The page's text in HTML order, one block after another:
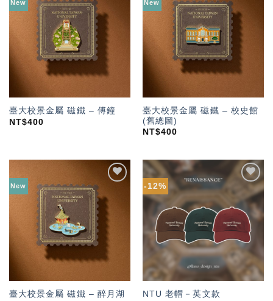
New
臺大校景金屬 磁鐵 – 傅鐘
NT$400
New
單」
臺大校景金屬 磁鐵 – 校史館
(舊總圖)
NT$400
New
臺大校景金屬 磁鐵 – 醉月湖
-12%
加入
「願
望輕
單」
NTU 老帽－英文款